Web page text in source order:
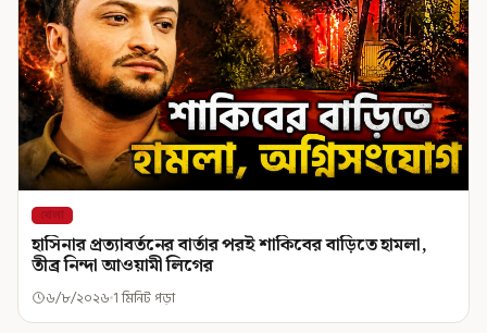
খেলা
হাসিনার প্রত্যাবর্তনের বার্তার পরই শাকিবের বাড়িতে হামলা,
তীব্র নিন্দা আওয়ামী লিগের
৬/৮/২০২৬ 1 মিনিট পড়া